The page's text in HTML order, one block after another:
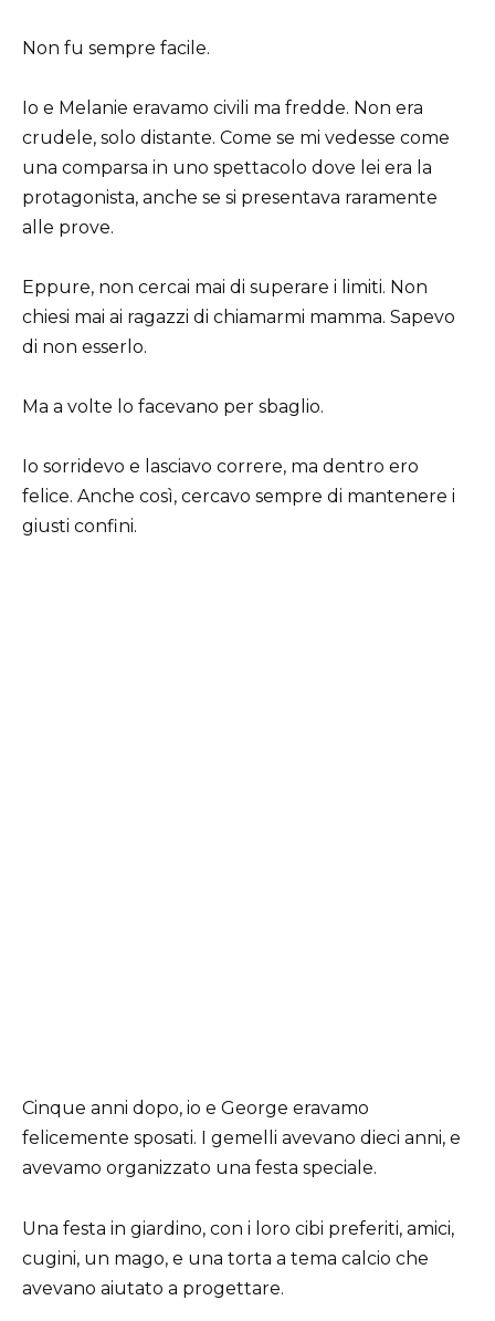
Non fu sempre facile.
Io e Melanie eravamo civili ma fredde. Non era
crudele, solo distante. Come se mi vedesse come
una comparsa in uno spettacolo dove lei era la
protagonista, anche se si presentava raramente
alle prove.
Eppure, non cercai mai di superare i limiti. Non
chiesi mai ai ragazzi di chiamarmi mamma. Sapevo
di non esserlo.
Ma a volte lo facevano per sbaglio.
Io sorridevo e lasciavo correre, ma dentro ero
felice. Anche così, cercavo sempre di mantenere i
giusti confini.
Cinque anni dopo, io e George eravamo
felicemente sposati. I gemelli avevano dieci anni, e
avevamo organizzato una festa speciale.
Una festa in giardino, con i loro cibi preferiti, amici,
cugini, un mago, e una torta a tema calcio che
avevano aiutato a progettare.